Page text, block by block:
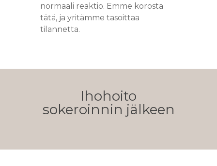
normaali reaktio. Emme korosta
tätä, ja yritämme tasoittaa
tilannetta.
Ihohoito
sokeroinnin jälkeen